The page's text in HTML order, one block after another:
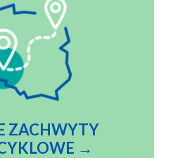
ZACHWYTY
→